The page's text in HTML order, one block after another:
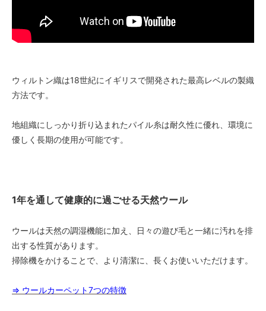
ウィルトン織は18世紀にイギリスで開発された最高レベルの製織
方法です。
地組織にしっかり折り込まれたパイル糸は耐久性に優れ、環境に
優しく長期の使用が可能です。
1年を通して健康的に過ごせる天然ウール
ウールは天然の調湿機能に加え、日々の遊び毛と一緒に汚れを排
出する性質があります。
掃除機をかけることで、より清潔に、長くお使いいただけます。
⇒ ウールカーペット7つの特徴